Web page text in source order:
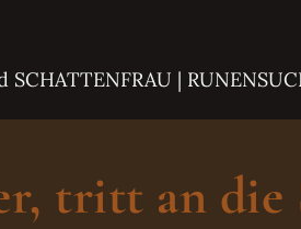
|
tritt an die